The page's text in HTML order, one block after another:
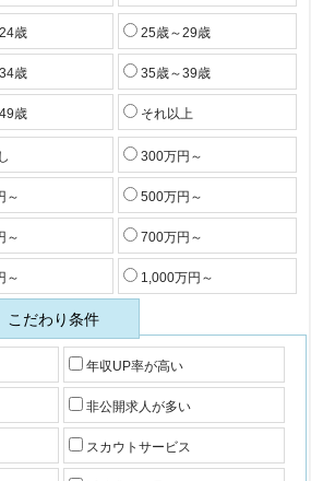
歳 25歳～29歳
歳 35歳～39歳
歳 それ以上
300万円～
～ 500万円～
～ 700万円～
～ 1,000万円～
こだわり条件
年収UP率が高い
非公開求人が多い
スカウトサービス